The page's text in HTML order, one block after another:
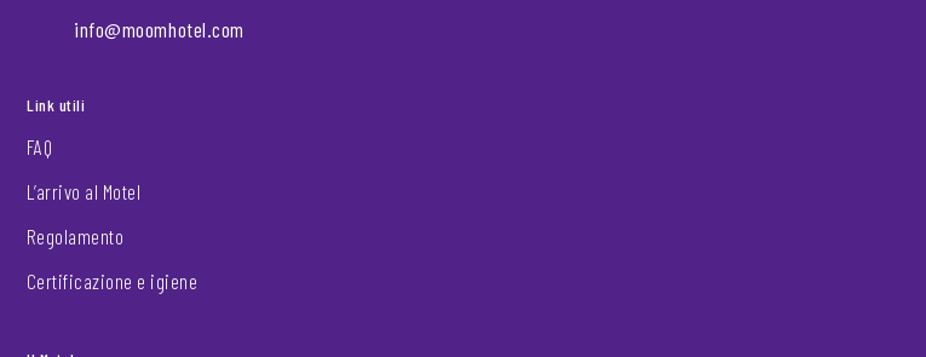
info@moomhotel.com
Link utili
FAQ
L’arrivo al Motel
Regolamento
Certificazione e igiene